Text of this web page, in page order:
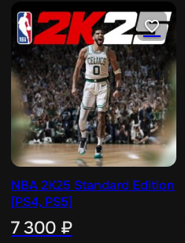
NBA 2K25 Standard Edition
[PS4, PS5]
7 300 ₽